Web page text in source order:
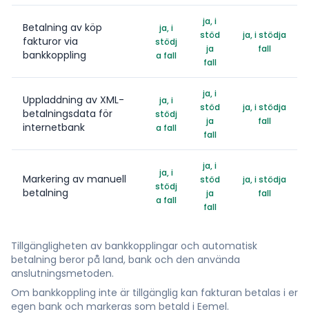
Betalning av köp
fakturor via
bankkoppling
ja, i
stödj
a fall
ja, i
stöd
ja
fall
ja, i stödja
fall
Uppladdning av XML-
betalningsdata för
internetbank
ja, i
stödj
a fall
ja, i
stöd
ja
fall
ja, i stödja
fall
Markering av manuell
betalning
ja, i
stödj
a fall
ja, i
stöd
ja
fall
ja, i stödja
fall
Tillgängligheten av bankkopplingar och automatisk
betalning beror på land, bank och den använda
anslutningsmetoden.
Om bankkoppling inte är tillgänglig kan fakturan betalas i er
egen bank och markeras som betald i Eemel.